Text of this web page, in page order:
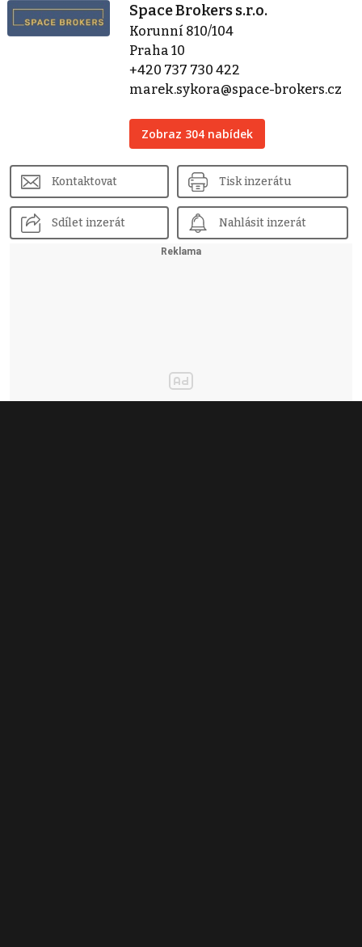
Space Brokers s.r.o.
Korunní 810/104
Praha 10
+420 737 730 422
marek.sykora@space-brokers.cz
Zobraz 304 nabídek
Kontaktovat Tisk inzerátu
Sdílet inzerát Nahlásit inzerát